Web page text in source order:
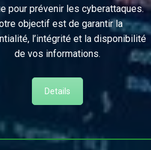
pour prévenir les cyberattaques.
objectif est de garantir la
l’intégrité et la disponibilité
de vos informations.
Details